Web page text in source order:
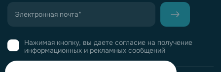
Нажимая кнопку, вы даете согласие на получение
информационных и рекламных сообщений